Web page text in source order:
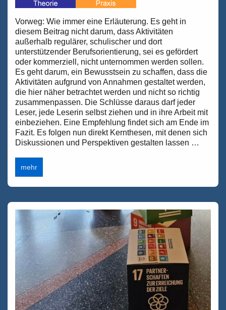
Vorweg: Wie immer eine Erläuterung. Es geht in
diesem Beitrag nicht darum, dass Aktivitäten
außerhalb regulärer, schulischer und dort
unterstützender Berufsorientierung, sei es gefördert
oder kommerziell, nicht unternommen werden sollen.
Es geht darum, ein Bewusstsein zu schaffen, dass die
Aktivitäten aufgrund von Annahmen gestaltet werden,
die hier näher betrachtet werden und nicht so richtig
zusammenpassen. Die Schlüsse daraus darf jeder
Leser, jede Leserin selbst ziehen und in ihre Arbeit mit
einbeziehen. Eine Empfehlung findet sich am Ende im
Fazit. Es folgen nun direkt Kernthesen, mit denen sich
Diskussionen und Perspektiven gestalten lassen …
Abbrüche
Matchingproblem?
mehr